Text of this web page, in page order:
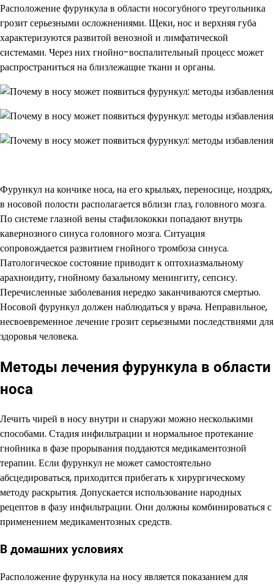
Расположение фурункула в области носогубного треугольника
грозит серьезными осложнениями. Щеки, нос и верхняя губа
характеризуются развитой венозной и лимфатической
системами. Через них гнойно-воспалительный процесс может
распространиться на близлежащие ткани и органы.
Фурункул на кончике носа, на его крыльях, переносице, ноздрях,
в носовой полости располагается вблизи глаз, головного мозга.
По системе глазной вены стафилококки попадают внутрь
кавернозного синуса головного мозга. Ситуация
сопровождается развитием гнойного тромбоза синуса.
Патологическое состояние приводит к оптохиазмальному
арахноидиту, гнойному базальному менин­гиту, сепсису.
Перечисленные заболевания нередко заканчиваются смертью.
Носовой фурункул должен наблюдаться у врача. Неправильное,
несвоевременное лечение грозит серьезными последствиями для
здоровья человека.
Методы лечения фурункула в области
носа
Лечить чирей в носу внутри и снаружи можно несколькими
способами. Стадия инфильтрации и нормальное протекание
гнойника в фазе прорывания поддаются медикаментозной
терапии. Если фурункул не может самостоятельно
абсцедироваться, приходится прибегать к хирургическому
методу раскрытия. Допускается использование народных
рецептов в фазу инфильтрации. Они должны комбинироваться с
применением медикаментозных средств.
В домашних условиях
Расположение фурункула на носу является показанием для